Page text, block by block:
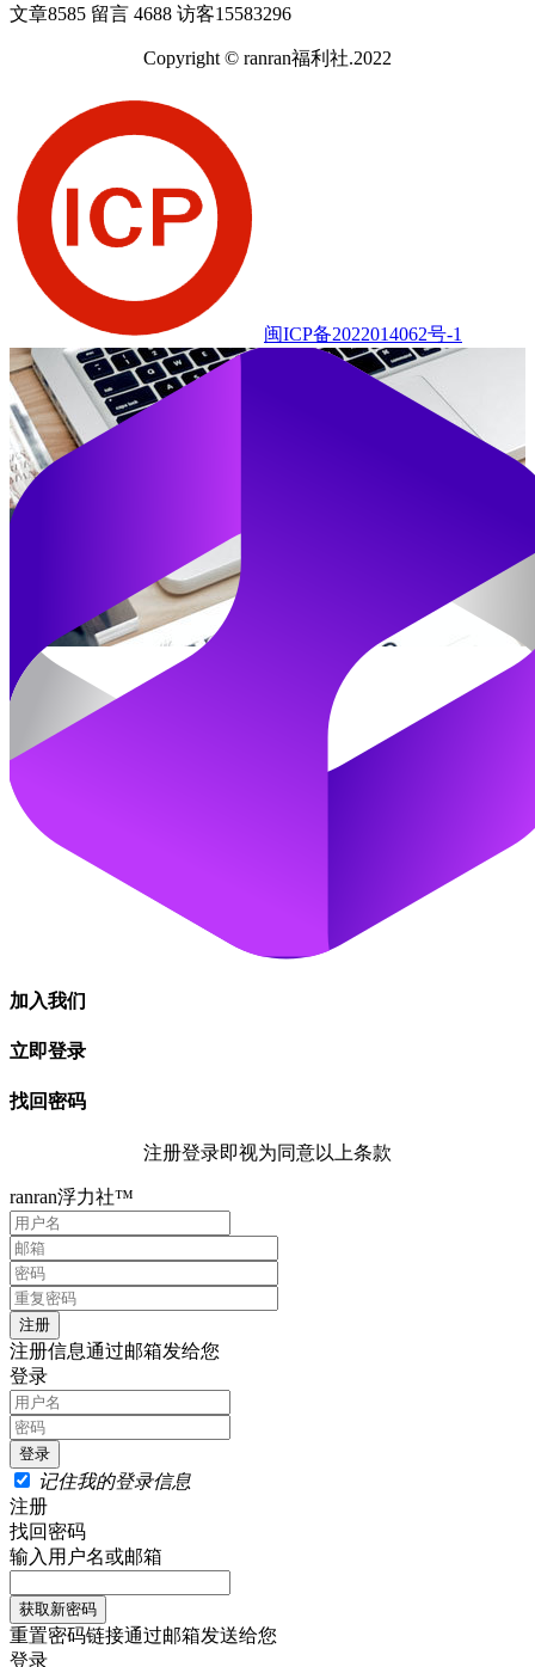
文章8585 留言 4688 访客15583296
Copyright © ranran福利社.2022
闽ICP备2022014062号-1
加入我们
立即登录
找回密码
注册登录即视为同意以上条款
ranran浮力社™
注册信息通过邮箱发给您
登录
记住我的登录信息
注册
找回密码
输入用户名或邮箱
重置密码链接通过邮箱发送给您
登录